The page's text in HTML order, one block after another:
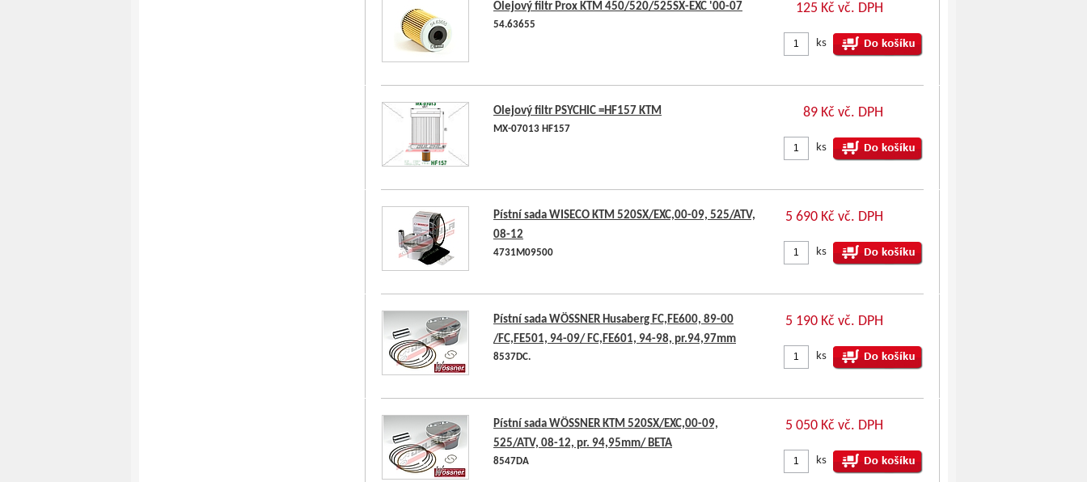
Olejový filtr Prox KTM 450/520/525SX-EXC '00-07
54.63655
125 Kč vč. DPH
ks
Olejový filtr PSYCHIC =HF157 KTM
MX-07013 HF157
89 Kč vč. DPH
ks
Pístní sada WISECO KTM 520SX/EXC,00-09, 525/ATV,
08-12
4731M09500
5 690 Kč vč. DPH
ks
Pístní sada WÖSSNER Husaberg FC,FE600, 89-00
/FC,FE501, 94-09/ FC,FE601, 94-98, pr.94,97mm
8537DC.
5 190 Kč vč. DPH
ks
Pístní sada WÖSSNER KTM 520SX/EXC,00-09,
525/ATV, 08-12, pr. 94,95mm/ BETA
8547DA
5 050 Kč vč. DPH
ks